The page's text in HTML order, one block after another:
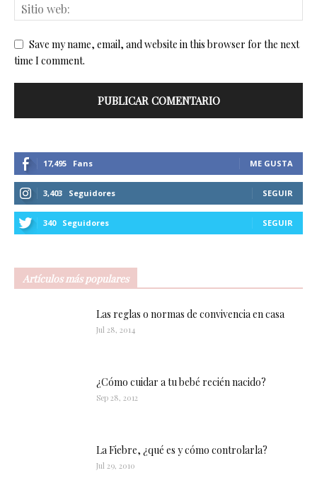
Save my name, email, and website in this browser for the next
time I comment.
17,495 Fans ME GUSTA
3,403 Seguidores SEGUIR
340 Seguidores SEGUIR
Artículos más populares
Las reglas o normas de convivencia en casa
Jul 28, 2014
¿Cómo cuidar a tu bebé recién nacido?
Sep 28, 2012
La Fiebre, ¿qué es y cómo controlarla?
Jul 29, 2010